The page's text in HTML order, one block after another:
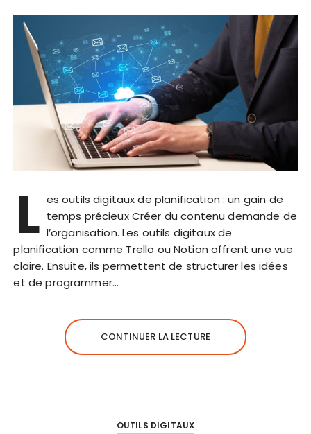
L es outils digitaux de planification : un gain de
temps précieux Créer du contenu demande de
l’organisation. Les outils digitaux de
planification comme Trello ou Notion offrent une vue
claire. Ensuite, ils permettent de structurer les idées
et de programmer…
CONTINUER LA LECTURE
OUTILS DIGITAUX